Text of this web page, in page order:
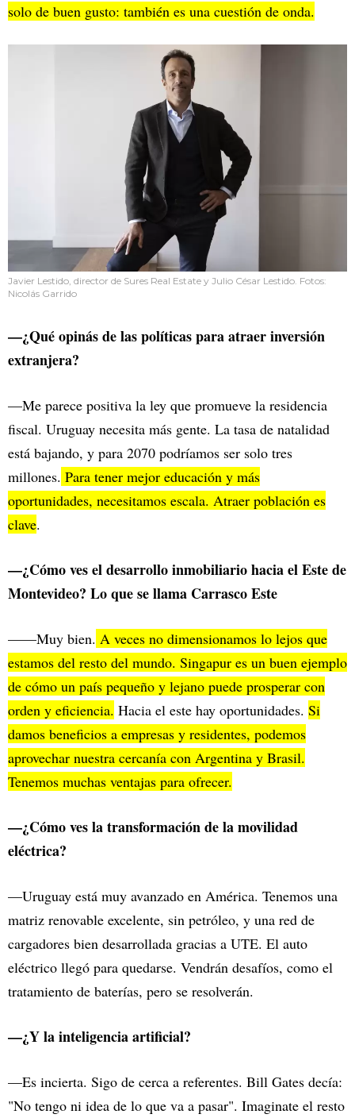
solo de buen gusto: también es una cuestión de onda.
Javier Lestido, director de Sures Real Estate y Julio César Lestido. Fotos:
Nicolás Garrido
—¿Qué opinás de las políticas para atraer inversión
extranjera?
—Me parece positiva la ley que promueve la residencia
fiscal. Uruguay necesita más gente. La tasa de natalidad
está bajando, y para 2070 podríamos ser solo tres
millones. Para tener mejor educación y más
oportunidades, necesitamos escala. Atraer población es
clave.
—¿Cómo ves el desarrollo inmobiliario hacia el Este de
Montevideo? Lo que se llama Carrasco Este
——Muy bien. A veces no dimensionamos lo lejos que
estamos del resto del mundo. Singapur es un buen ejemplo
de cómo un país pequeño y lejano puede prosperar con
orden y eficiencia. Hacia el este hay oportunidades. Si
damos beneficios a empresas y residentes, podemos
aprovechar nuestra cercanía con Argentina y Brasil.
Tenemos muchas ventajas para ofrecer.
—¿Cómo ves la transformación de la movilidad
eléctrica?
—Uruguay está muy avanzado en América. Tenemos una
matriz renovable excelente, sin petróleo, y una red de
cargadores bien desarrollada gracias a UTE. El auto
eléctrico llegó para quedarse. Vendrán desafíos, como el
tratamiento de baterías, pero se resolverán.
—¿Y la inteligencia artificial?
—Es incierta. Sigo de cerca a referentes. Bill Gates decía:
"No tengo ni idea de lo que va a pasar". Imaginate el resto